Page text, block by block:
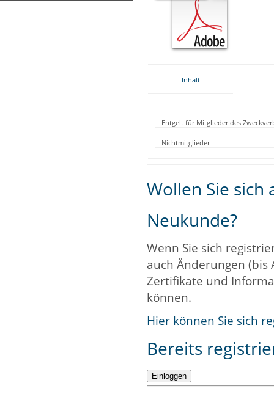
Inhalt
Entgelt für Mitglieder des
Nichtmitglieder
Wollen Sie sich
Neukunde?
Wenn Sie sich
auch Änderungen
Zertifikate und
können.
Hier können Sie sich
Bereits